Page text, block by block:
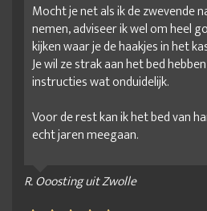
Mocht je net als ik de zwevende
nemen, adviseer ik wel om heel
kijken waar je de haakjes in het
Je wil ze strak aan het bed
instructies wat onduidelijk.
Voor de rest kan ik het bed van
echt jaren meegaan.
R. Ooosting uit Zwolle